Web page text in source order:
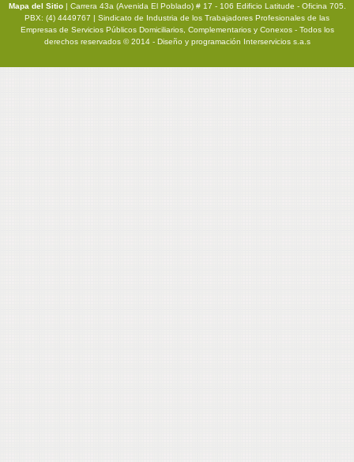
Mapa del Sitio | Carrera 43a (Avenida El Poblado) # 17 - 106 Edificio Latitude - Oficina 705.
PBX: (4) 4449767 | Sindicato de Industria de los Trabajadores Profesionales de las
Empresas de Servicios Públicos Domiciliarios, Complementarios y Conexos - Todos los
derechos reservados © 2014 - Diseño y programación Interservicios s.a.s